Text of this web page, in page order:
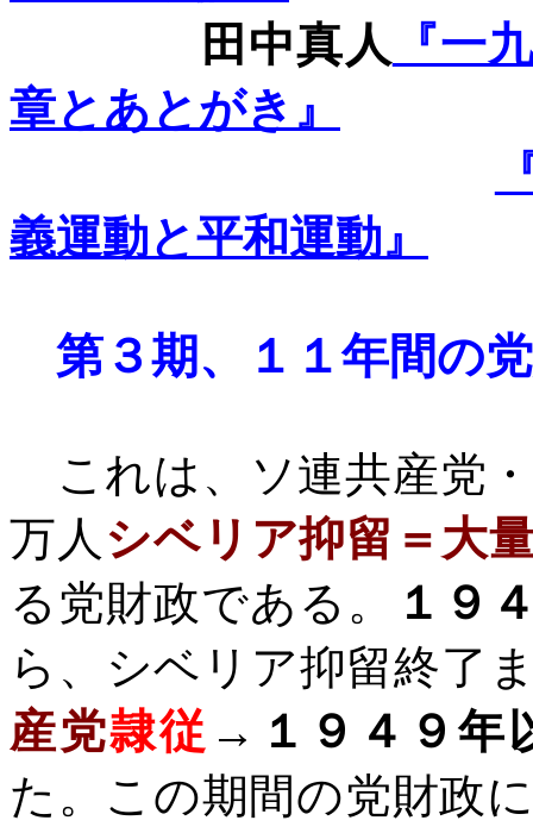
田中真人
『一
章とあとがき』
義運動と平和運動』
第３期、１１年間の
これは、ソ連共産党
万人 シベリア抑留＝大
る党財政である。
１９
ら、シベリア抑留終了
産党隷従 → １９４９年
た。この期間の党財政